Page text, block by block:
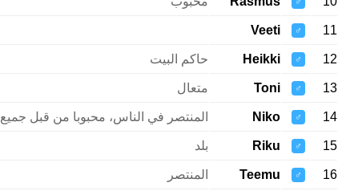
11
♂
Veeti
12
♂
Heikki حاكم البيت
13
♂
Toni متعال
14
♂
Niko المنتصر في الناس، محبوبا من قبل جميع
15
♂
Riku بلد
16
♂
Teemu المنتصر